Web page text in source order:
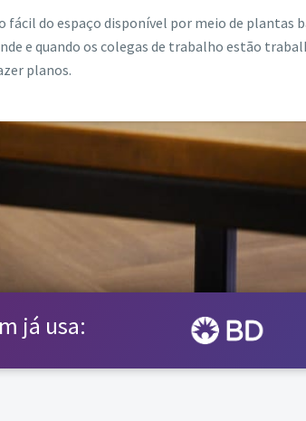
fácil do espaço disponível por meio de plantas
e quando os colegas de trabalho estão
planos.
já usa: